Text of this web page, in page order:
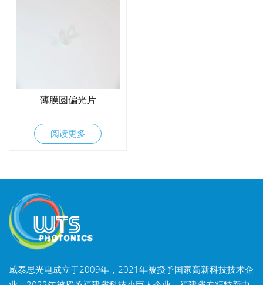
薄膜圆偏光片
阅读更多
威泰思光电成立于2009年，2021年被授予国家高新科技技术企